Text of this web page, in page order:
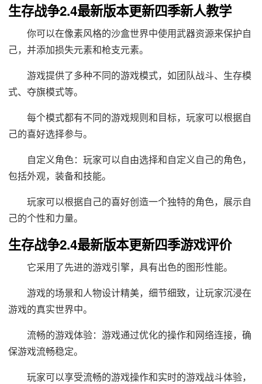
生存战争2.4最新版本更新四季新人教学
你可以在像素风格的沙盒世界中使用武器资源来保护自
己，并添加损失元素和枪支元素。
游戏提供了多种不同的游戏模式，如团队战斗、生存模
式、夺旗模式等。
每个模式都有不同的游戏规则和目标，玩家可以根据自
己的喜好选择参与。
自定义角色：玩家可以自由选择和自定义自己的角色，
包括外观，装备和技能。
玩家可以根据自己的喜好创造一个独特的角色，展示自
己的个性和力量。
生存战争2.4最新版本更新四季游戏评价
它采用了先进的游戏引擎，具有出色的图形性能。
游戏的场景和人物设计精美，细节细致，让玩家沉浸在
游戏的真实世界中。
流畅的游戏体验：游戏通过优化的操作和网络连接，确
保游戏流畅稳定。
玩家可以享受流畅的游戏操作和实时的游戏战斗体验，